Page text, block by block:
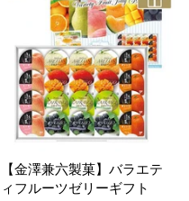
【金澤兼六製菓】バラエテ
ィフルーツゼリーギフト